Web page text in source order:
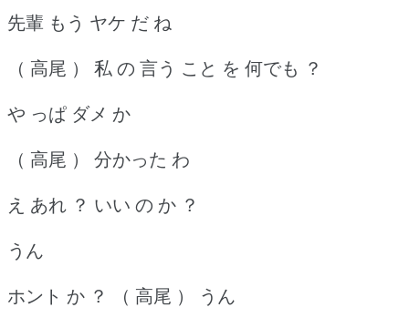
先輩 もう ヤケ だ ね
（ 高尾 ） 私 の 言う こと を 何でも ？
や っぱ ダメ か
（ 高尾 ） 分かった わ
え あれ ？ いい の か ？
うん
ホント か ？ （ 高尾 ） うん